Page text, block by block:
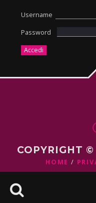
Username
Password
COPYRIGHT
HOME